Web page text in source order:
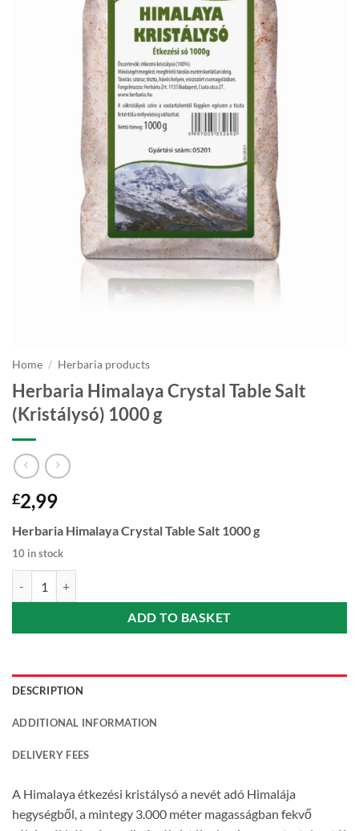
Home / Herbaria products
Herbaria Himalaya Crystal Table Salt
(Kristálysó) 1000 g
£2,99
Herbaria Himalaya Crystal Table Salt 1000 g
10 in stock
ADD TO BASKET
DESCRIPTION
ADDITIONAL INFORMATION
DELIVERY FEES
A Himalaya étkezési kristálysó a nevét adó Himalája
hegységből, a mintegy 3.000 méter magasságban fekvő